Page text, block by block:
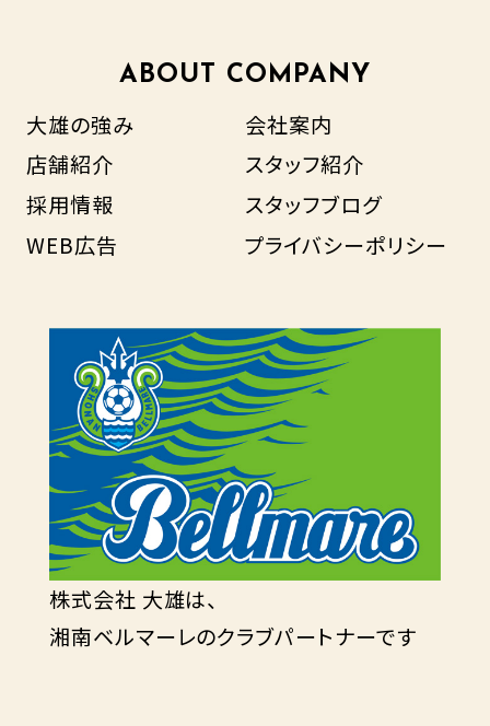
ABOUT COMPANY
大雄の強み
会社案内
店舗紹介
スタッフ紹介
採用情報
スタッフブログ
WEB広告
プライバシーポリシー
株式会社 大雄は、
湘南ベルマーレのクラブパートナーです